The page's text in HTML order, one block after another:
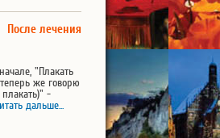
После лечения
"Плакать
же говорю
-
дальше...